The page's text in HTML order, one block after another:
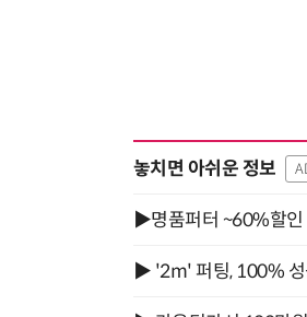
놓치면 아쉬운 정보
▶명품퍼터 ~60%할
▶ '2m' 퍼팅, 100% 성